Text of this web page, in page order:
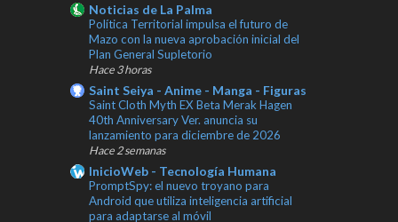
Noticias de La Palma
Política Territorial impulsa el futuro de
Mazo con la nueva aprobación inicial del
Plan General Supletorio
Hace 3 horas
Saint Seiya - Anime - Manga - Figuras
Saint Cloth Myth EX Beta Merak Hagen
40th Anniversary Ver. anuncia su
lanzamiento para diciembre de 2026
Hace 2 semanas
InicioWeb - Tecnología Humana
PromptSpy: el nuevo troyano para
Android que utiliza inteligencia artificial
para adaptarse al móvil